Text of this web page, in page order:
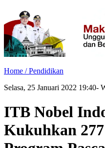
Home /Pendidikan
Selasa, 25 Januari 2022 19:40-
ITB Nobel
Kukuhkan